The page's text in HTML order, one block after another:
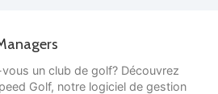
un club de golf? Découvrez
Golf, notre logiciel de gestion